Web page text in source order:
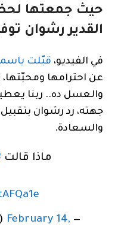
حيث جمعتها
القدير رشوان
في الفيديو، قبّلت
عن احترامها
والعسل ده.. ربنا
جهته، رد رشوان
والسعادة.
ماذا قالت
— 100PLAT (@100stPlat)
February 14,